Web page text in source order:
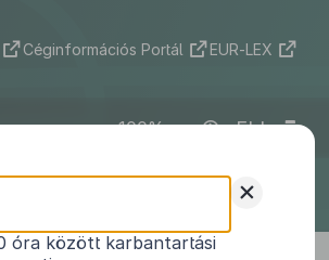
Céginformációs Portál EUR-LEX
ELI
Hivatalról
+
óra között karbantartási